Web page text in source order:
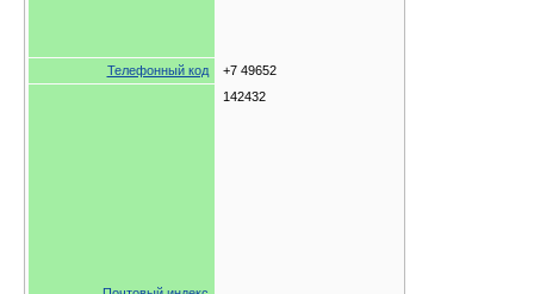
Телефонный код +7 49652
142432